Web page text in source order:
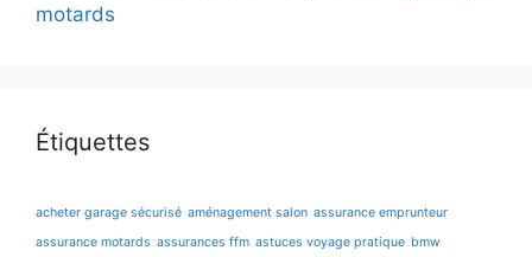
motards
Étiquettes
acheter garage sécurisé aménagement salon assurance emprunteur
assurance motards assurances ffm astuces voyage pratique bmw